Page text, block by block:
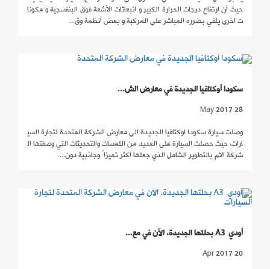
حيث أن ارتفاع درجات الحرارة الكبير و انبعاثات الأشعة فوق البنفسجية و مكونا
ت اخرى يلقي بضرره المباشر على المركبة و بعض أنظمة وق...
سكودا أوكتافيا الجديدة في معارض الش...
28 May 2017
وصلت سيارة سكودا اوكتافيا الجديدة الى معارض الشركة المتحدة لتجارة السي
ارات، حيث حصلت السيارة على العديد من اللمسات والتحديثات التي وصفتها ال
شركة الام بالتطوير الشامل الذي جعلها اكثر تميزاً وجاذبية دون...
أودي A3 بحلتها الجديدة، الآن في مع...
20 Apr 2017